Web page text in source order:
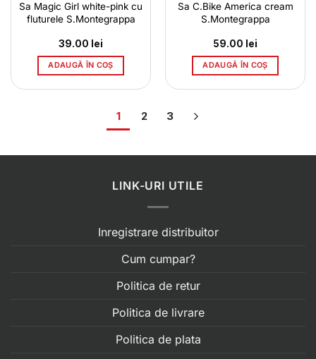
Sa Magic Girl white-pink cu
fluturele S.Montegrappa
39.00 lei
ADAUGĂ ÎN COȘ
Sa C.Bike America cream
S.Montegrappa
59.00 lei
ADAUGĂ ÎN COȘ
1 2 3
LINK-URI UTILE
Inregistrare distribuitor
Cum cumpar?
Politica de retur
Politica de livrare
Politica de plata